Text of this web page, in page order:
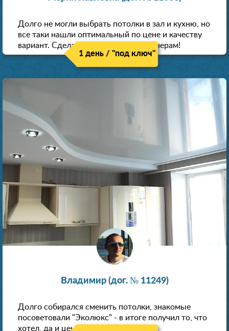
Долго не могли выбрать потолки в зал и кухню, но
все таки нашли оптимальный по цене и качеству
вариант. Сделали скидку как пенсионерам!
1 день / "под ключ"
Владимир (дог. № 11249)
Долго собирался сменить потолки, знакомые
посоветовали "Эколюкс" - в итоге получил то, что
хотел, да и цена нормальная.